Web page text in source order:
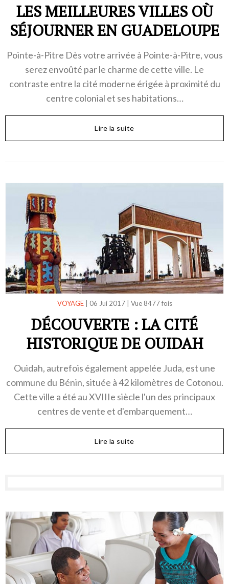
LES MEILLEURES VILLES OÙ
SÉJOURNER EN GUADELOUPE
Pointe-à-Pitre Dès votre arrivée à Pointe-à-Pitre, vous
serez envoûté par le charme de cette ville. Le
contraste entre la cité moderne érigée à proximité du
centre colonial et ses habitations…
Lire la suite
VOYAGE| 06 Jui 2017| Vue 8477 fois
DÉCOUVERTE : LA CITÉ
HISTORIQUE DE OUIDAH
Ouidah, autrefois également appelée Juda, est une
commune du Bénin, située à 42 kilomètres de Cotonou.
Cette ville a été au XVIIIe siècle l'un des principaux
centres de vente et d'embarquement…
Lire la suite